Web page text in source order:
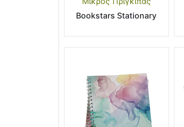
Bookstars Stationary